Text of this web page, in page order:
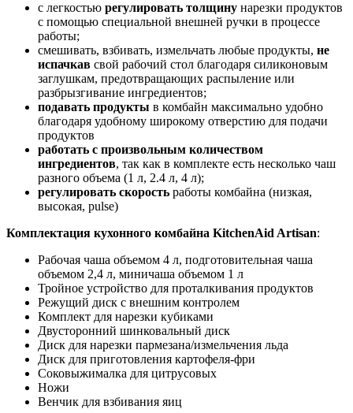
с легкостью регулировать толщину нарезки продуктов
с помощью специальной внешней ручки в процессе
работы;
смешивать, взбивать, измельчать любые продукты, не
испачкав свой рабочий стол благодаря силиконовым
заглушкам, предотвращающих распыление или
разбрызгивание ингредиентов;
подавать продукты в комбайн максимально удобно
благодаря удобному широкому отверстию для подачи
продуктов
работать с произвольным количеством
ингредиентов, так как в комплекте есть несколько чаш
разного объема (1 л, 2.4 л, 4 л);
регулировать скорость работы комбайна (низкая,
высокая, pulse)
Комплектация кухонного комбайна KitchenAid Artisan:
Рабочая чаша объемом 4 л, подготовительная чаша
объемом 2,4 л, миничаша объемом 1 л
Тройное устройство для проталкивания продуктов
Режущий диск с внешним контролем
Комплект для нарезки кубиками
Двусторонний шинковальный диск
Диск для нарезки пармезана/измельчения льда
Диск для приготовления картофеля-фри
Соковыжималка для цитрусовых
Ножи
Венчик для взбивания яиц